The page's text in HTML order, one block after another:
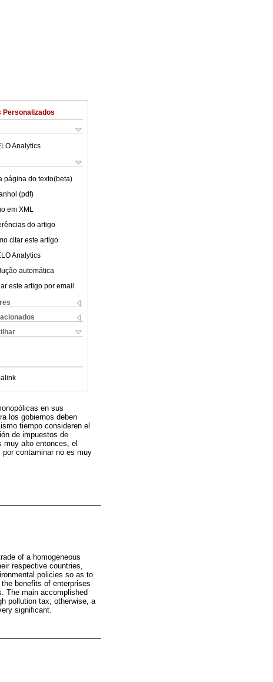
Personalizados
Analytics
página do texto(beta)
(pdf)
em XML
do artigo
citar este artigo
Analytics
automática
este artigo por email
en sus
los gobiernos deben
tiempo consideren el
de impuestos de
muy alto entonces, el
contaminar no es muy
of a homogeneous
respective countries,
policies so as to
benefits of enterprises
The main accomplished
pollution tax; otherwise, a
significant.